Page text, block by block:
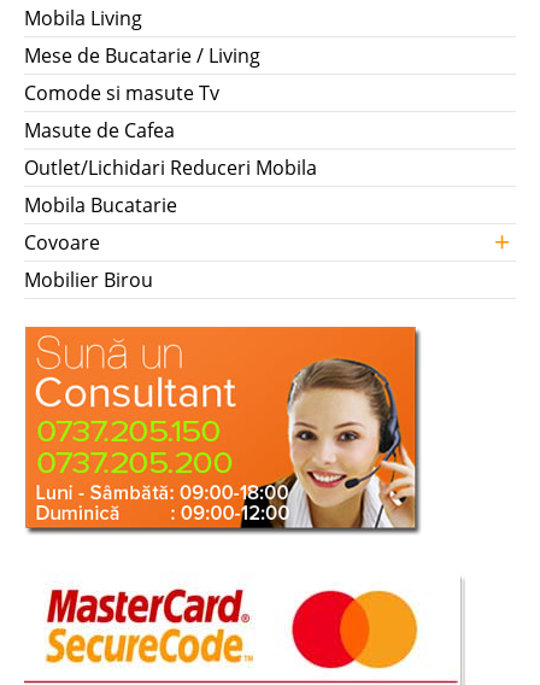
Mobila Living
Mese de Bucatarie / Living
Comode si masute Tv
Masute de Cafea
Outlet/Lichidari Reduceri Mobila
Mobila Bucatarie
Covoare
+
Mobilier Birou